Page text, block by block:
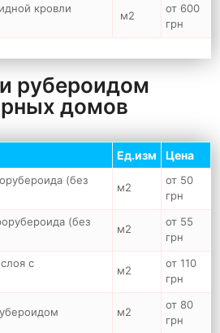
кровли
м2
от 600
грн
рубероидом
домов
Ед.изм Цена
(без
м2
от 50
грн
(без
м2
от 55
грн
с
м2
от 110
грн
м2
от 80
грн